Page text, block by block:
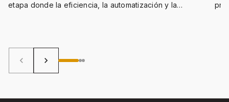
etapa donde la eficiencia, la automatización y la
insumos y la capacidad de análisis agronómico a partir
de datos operativos.
keyboard_arrow_left keyboard_arrow_right